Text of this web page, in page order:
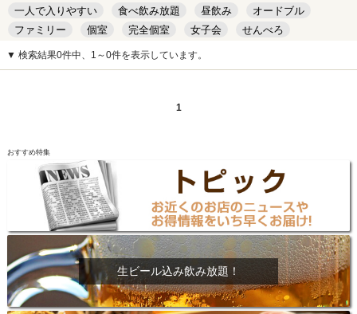
一人で入りやすい
食べ飲み放題 昼飲み
オードブル
ファミリー
個室 完全個室 女子会
せんべろ
キッズルーム
安い デート
▼ 検索結果0件中、1～0件を表示しています。
1
おすすめ特集
生ビール込み飲み放題！